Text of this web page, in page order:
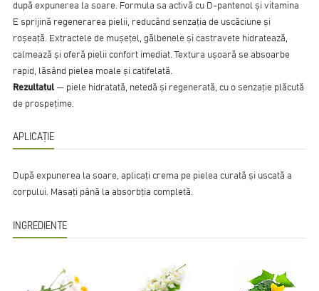
după expunerea la soare. Formula sa activă cu D-pantenol și vitamina
E sprijină regenerarea pielii, reducând senzația de uscăciune și
roșeață. Extractele de mușețel, gălbenele și castravete hidratează,
calmează și oferă pielii confort imediat. Textura ușoară se absoarbe
rapid, lăsând pielea moale și catifelată.
Rezultatul — piele hidratată, netedă și regenerată, cu o senzație plăcută
de prospețime.
APLICAȚIE
După expunerea la soare, aplicați crema pe pielea curată și uscată a
corpului. Masați până la absorbția completă.
INGREDIENTE